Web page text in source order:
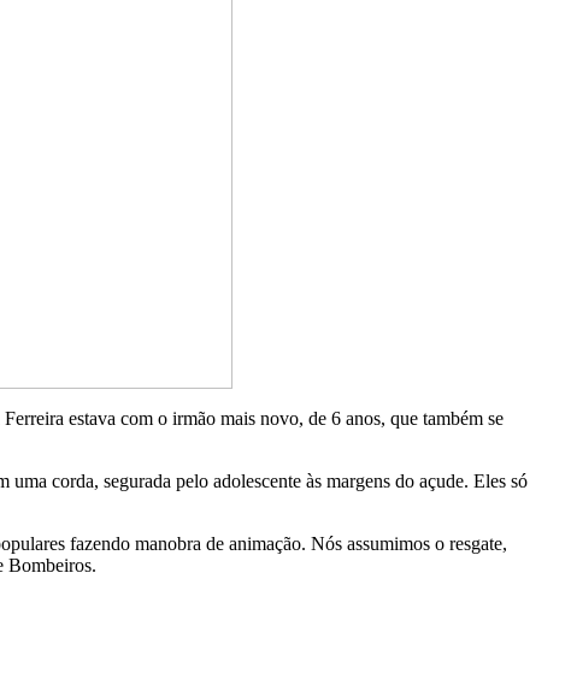
estava com o irmão mais novo, de 6 anos, que também se
corda, segurada pelo adolescente às margens do açude. Eles só
fazendo manobra de animação. Nós assumimos o resgate,
Bombeiros.